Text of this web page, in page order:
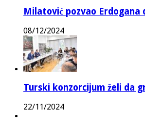
Milatović pozvao
08/12/2024
Turski konzorcijum želi da
22/11/2024